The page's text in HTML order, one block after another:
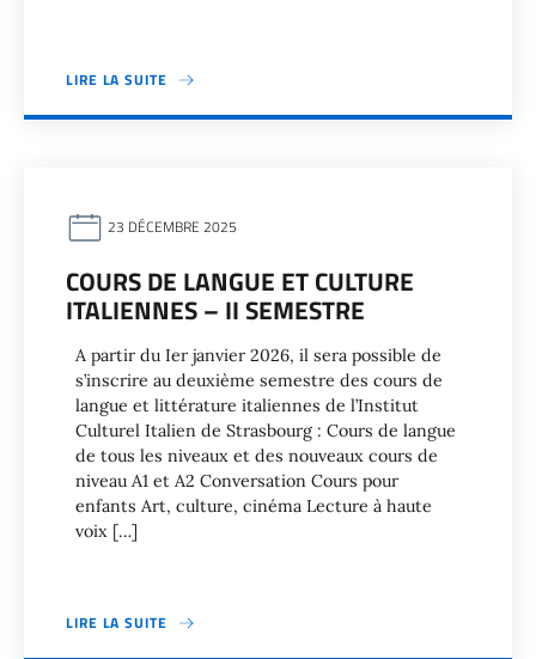
LIRE LA SUITE
23 DÉCEMBRE 2025
COURS DE LANGUE ET CULTURE
ITALIENNES – II SEMESTRE
A partir du Ier janvier 2026, il sera possible de
s’inscrire au deuxième semestre des cours de
langue et littérature italiennes de l’Institut
Culturel Italien de Strasbourg : Cours de langue
de tous les niveaux et des nouveaux cours de
niveau A1 et A2 Conversation Cours pour
enfants Art, culture, cinéma Lecture à haute
voix […]
LIRE LA SUITE